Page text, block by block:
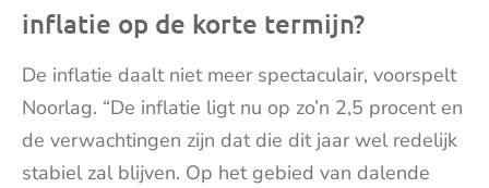
inflatie op de korte termijn?
De inflatie daalt niet meer spectaculair, voorspelt
Noorlag. “De inflatie ligt nu op zo’n 2,5 procent en
de verwachtingen zijn dat die dit jaar wel redelijk
stabiel zal blijven. Op het gebied van dalende